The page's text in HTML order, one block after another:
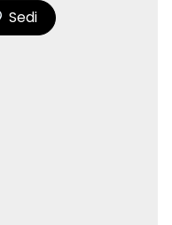
Sedi